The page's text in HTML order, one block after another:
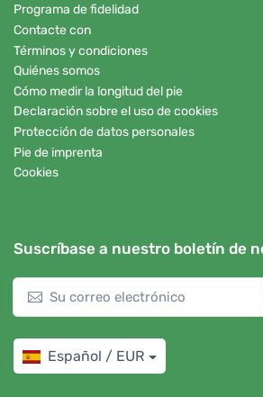
Programa de fidelidad
Contacte con
Términos y condiciones
Quiénes somos
Cómo medir la longitud del pie
Declaración sobre el uso de cookies
Protección de datos personales
Pie de imprenta
Cookies
Suscríbase a nuestro boletín de
Español / EUR